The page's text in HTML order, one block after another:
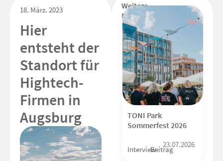
18. März. 2023
Hier
entsteht der
Standort für
Hightech-
Firmen in
Augsburg
Weitere
Beiträge
TONI Park
Sommerfest 2026
InterviewBeitrag
23.07.2026